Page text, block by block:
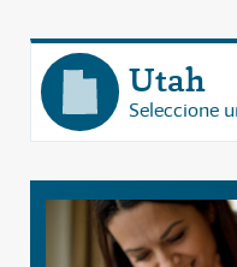
Utah
Seleccione